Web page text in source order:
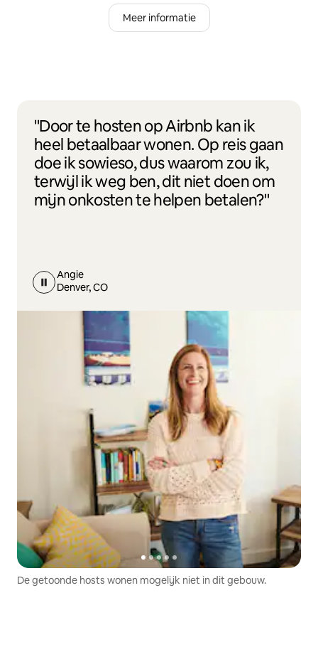
Meer informatie
"Door te hosten op Airbnb kan ik
heel betaalbaar wonen. Op reis gaan
doe ik sowieso, dus waarom zou ik,
terwijl ik weg ben, dit niet doen om
mijn onkosten te helpen betalen?"
Angie
Denver, CO
De getoonde hosts wonen mogelijk niet in dit gebouw.